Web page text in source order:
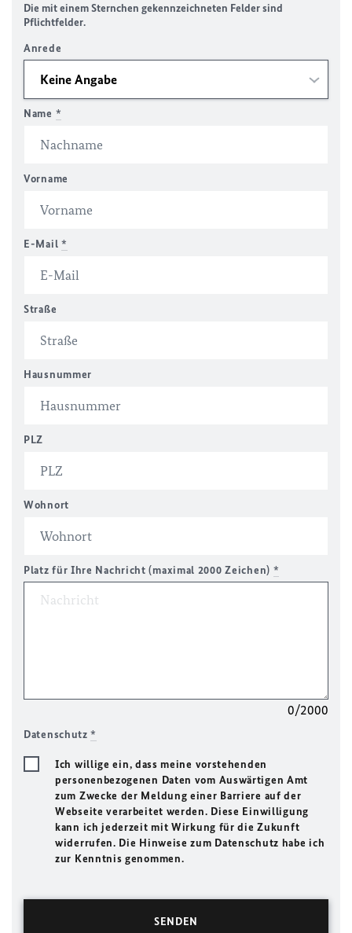
Die mit einem Sternchen gekennzeichneten Felder sind
Pflichtfelder.
Anrede
Name *
Vorname
E-Mail *
Straße
Hausnummer
PLZ
Wohnort
Platz für Ihre Nachricht (maximal 2000 Zeichen) *
0/2000
Datenschutz*
Ich willige ein, dass meine vorstehenden
personenbezogenen Daten vom Auswärtigen Amt
zum Zwecke der Meldung einer Barriere auf der
Webseite verarbeitet werden. Diese Einwilligung
kann ich jederzeit mit Wirkung für die Zukunft
widerrufen. Die Hinweise zum Datenschutz habe ich
zur Kenntnis genommen.